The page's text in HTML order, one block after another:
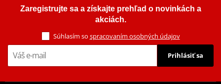
Zaregistrujte sa a získajte prehľad o novinkách a
akciách.
Súhlasím so spracovaním osobných údajov
Prihlásiť sa